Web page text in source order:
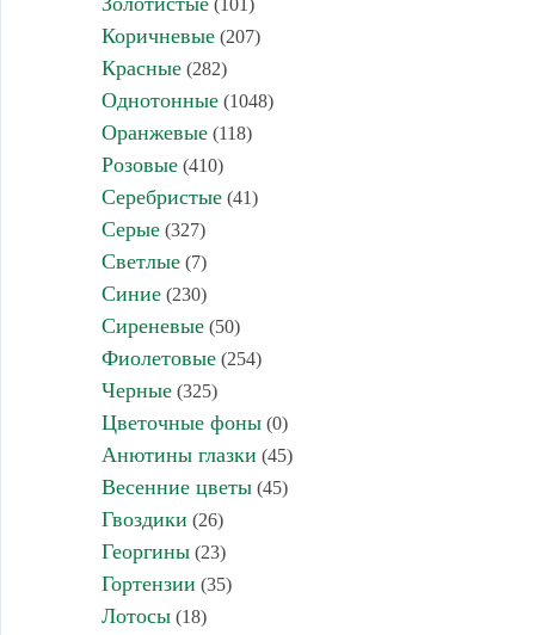
(101)
Коричневые(207)
Красные(282)
Однотонные(1048)
Оранжевые(118)
Розовые(410)
Серебристые(41)
Серые(327)
Светлые(7)
Синие(230)
Сиреневые(50)
Фиолетовые(254)
Черные(325)
Цветочные фоны(0)
Анютины глазки (45)
Весенние цветы(45)
Гвоздики (26)
Георгины(23)
Гортензии (35)
Лотосы(18)